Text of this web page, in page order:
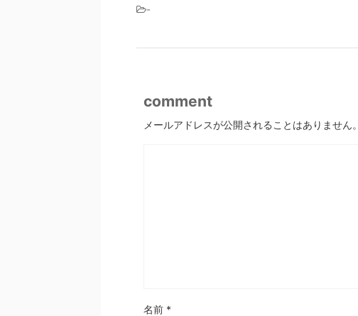
-
comment
メールアドレスが公開されることはありません。
名前 *